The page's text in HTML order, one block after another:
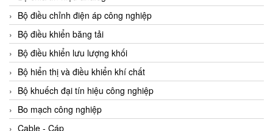
Ados Vietnam
Advanced Energy Vietnam
Advantech Vietnam
Agate Vietnam
AGR International Vietnam
Aichi Tokei Denki Vietnam
Aii Vietnam
Bộ điều chỉnh điện áp công nghiệp
Bộ điều khiển băng tải
Bộ điều khiển lưu lượng khối
Bộ hiển thị và điều khiển khí chất
Bộ khuếch đại tín hiệu công nghiệp
Bo mạch công nghiệp
Cable - Cáp